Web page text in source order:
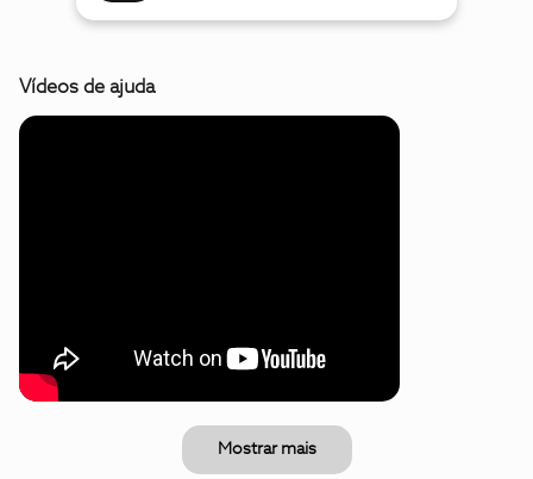
Vídeos de ajuda
Mostrar mais